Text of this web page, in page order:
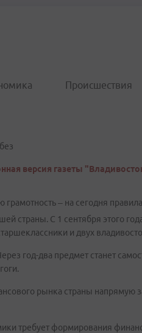
Происшествия
версия газеты
– на сегодня
страны. С 1 сентября этого
и двух
год-два предмет станет
рынка страны напрямую
требует формирования